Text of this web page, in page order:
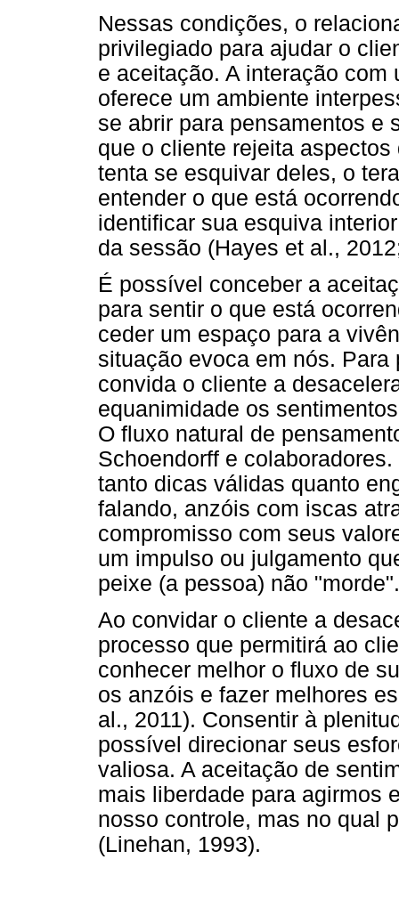
Nessas condições, o
privilegiado para ajudar o
e aceitação. A interação
oferece um ambiente
se abrir para pensamentos e
que o cliente rejeita
tenta se esquivar deles, o
entender o que está
identificar sua esquiva
da sessão (Hayes et al.,
É possível conceber a
para sentir o que está
ceder um espaço para a
situação evoca em nós.
convida o cliente a
equanimidade os
O fluxo natural de
Schoendorff e
tanto dicas válidas quanto
falando, anzóis com iscas
compromisso com seus
um impulso ou julgamento
peixe (a pessoa) não "morde".
Ao convidar o cliente a
processo que permitirá ao
conhecer melhor o fluxo de
os anzóis e fazer melhores
al., 2011). Consentir à
possível direcionar seus
valiosa. A aceitação de
mais liberdade para agirmos
nosso controle, mas no qual
(Linehan, 1993).